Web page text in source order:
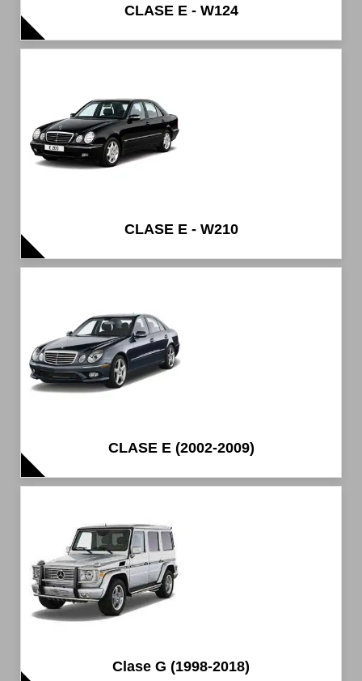
CLASE E - W124
CLASE E - W210
CLASE E (2002-2009)
Clase G (1998-2018)